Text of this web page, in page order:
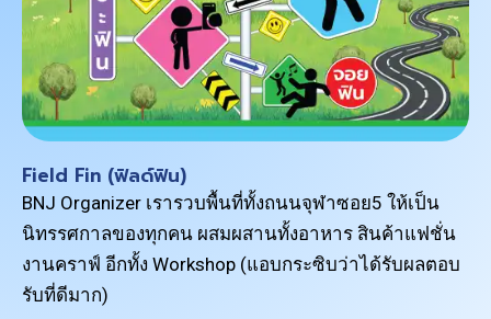
Field Fin (ฟิลด์ฟิน)
BNJ Organizer เรารวบพื้นที่ทั้งถนนจุฬาซอย5 ให้เป็น
นิทรรศกาลของทุกคน ผสมผสานทั้งอาหาร สินค้าแฟชั่น
งานคราฟ์ อีกทั้ง Workshop (แอบกระซิบว่าได้รับผลตอบ
รับที่ดีมาก)